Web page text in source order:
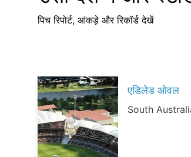
पिच रिपोर्ट, आंकड़े और रिकॉर्ड देखें
एडिलेड ओवल
South